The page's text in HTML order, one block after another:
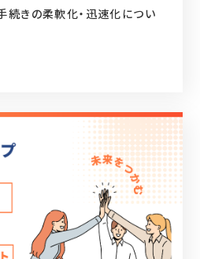
続きの柔軟化・迅速化につい